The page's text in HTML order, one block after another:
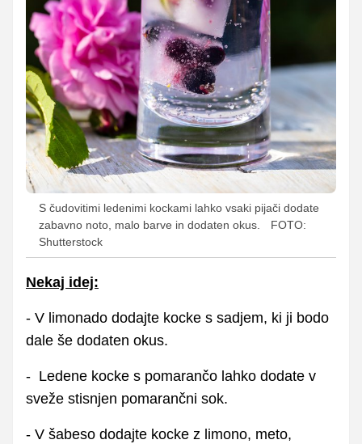
S čudovitimi ledenimi kockami lahko vsaki pijači dodate
zabavno noto, malo barve in dodaten okus.
FOTO:
Shutterstock
Nekaj idej:
- V limonado dodajte kocke s sadjem, ki ji bodo
dale še dodaten okus.
- Ledene kocke s pomarančo lahko dodate v
sveže stisnjen pomarančni sok.
- V šabeso dodajte kocke z limono, meto,